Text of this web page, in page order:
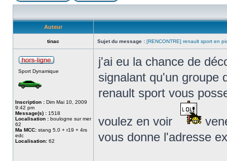
Auteur
tinac Sujet du message : [RENCONTRE] renault sport en
Sport Dynamique
Inscription : Dim Mai 10, 2009
9:42 pm
Message(s) : 1518
Localisation : boulogne sur mer
62
Ma MCC: stang 5.0 + r19 + 4rs
edc
Localisation: 62
j'ai eu la chance de
signalant qu'un groupe
renault sport vous
voulez en voir
vous donne l'adresse